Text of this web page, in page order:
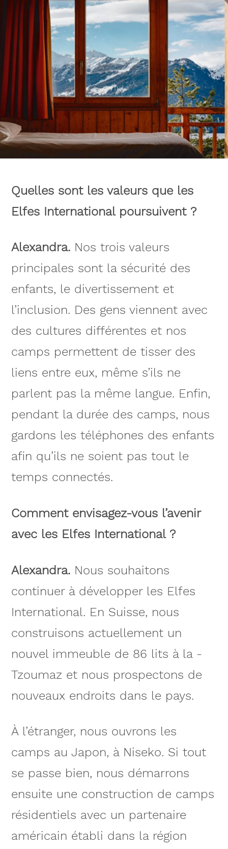
Quelles sont les valeurs que les
Elfes International poursuivent ?
Alexandra.Nos trois valeurs
principales sont la sécurité des
enfants, le divertissement et
l’inclusion. Des gens viennent avec
des cultures différentes et nos
camps permettent de tisser des
liens entre eux, même s’ils ne
parlent pas la même langue. Enfin,
pendant la durée des camps, nous
gardons les téléphones des enfants
afin qu’ils ne soient pas tout le
temps connectés.
Comment envisagez-vous l’avenir
avec les Elfes ­International ?
Alexandra. Nous souhaitons
continuer à développer les Elfes
International. En Suisse, nous
construisons actuellement un
nouvel immeuble de 86 lits à la ­
Tzoumaz et nous prospectons de
nouveaux endroits dans le pays.
À l’étranger, nous ouvrons les
camps au Japon, à Niseko. Si tout
se passe bien, nous démarrons
ensuite une construction de camps
résidentiels avec un partenaire
américain établi dans la région